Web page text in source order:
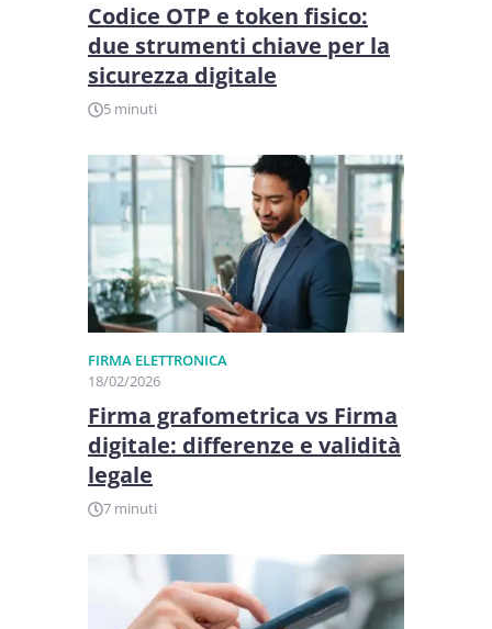
Codice OTP e token fisico:
due strumenti chiave per la
sicurezza digitale
5 minuti
FIRMA ELETTRONICA
18/02/2026
Firma grafometrica vs Firma
digitale: differenze e validità
legale
7 minuti